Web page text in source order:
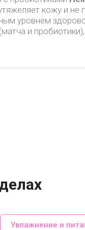
кожу и не
уровнем
и
Увлажнение и